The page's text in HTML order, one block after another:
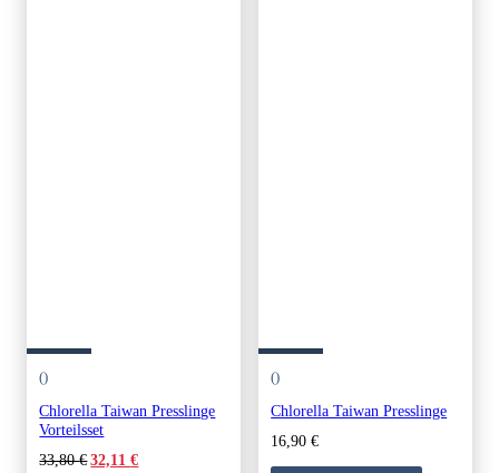
()
Chlorella Taiwan Presslinge
Vorteilsset
33,80€Original
32,11€Current
()
Chlorella Taiwan Presslinge
16,90€